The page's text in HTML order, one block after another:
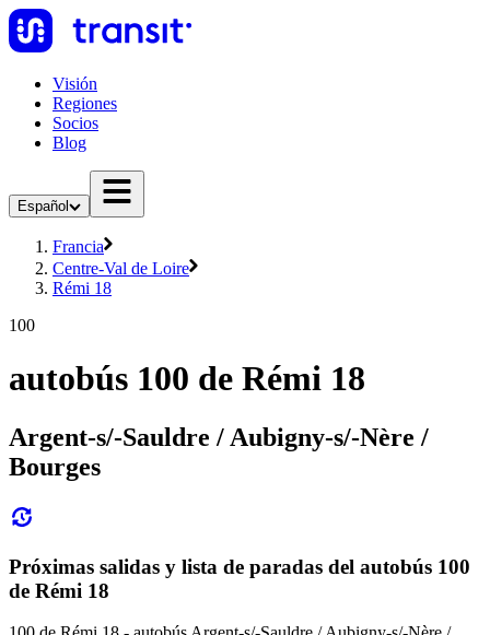
Visión
Regiones
Socios
Blog
Español
Francia
Centre-Val de Loire
Rémi 18
100
autobús 100 de Rémi 18
Argent-s/-Sauldre / Aubigny-s/-Nère /
Bourges
Próximas salidas y lista de paradas del autobús 100
de Rémi 18